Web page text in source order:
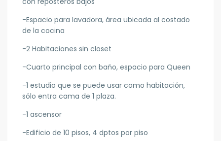
-Espacio para lavadora, área ubicada al costado
de la cocina
-2 Habitaciones sin closet
-Cuarto principal con baño, espacio para Queen
-1 estudio que se puede usar como habitación,
sólo entra cama de 1 plaza.
-1 ascensor
-Edificio de 10 pisos, 4 dptos por piso